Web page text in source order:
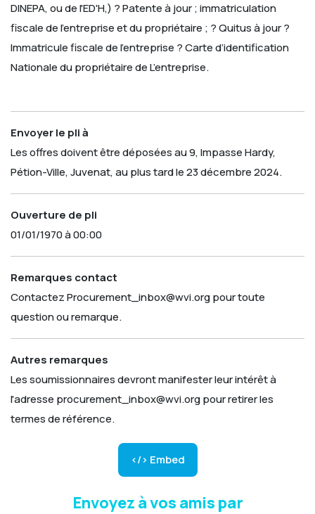
DINEPA, ou de l'ED'H,) ? Patente à jour ; immatriculation
fiscale de l'entreprise et du propriétaire ; ? Quitus à jour?
Immatricule fiscale de l’entreprise ? Carte d’identification
Nationale du propriétaire de L’entreprise.
Envoyer le pli à
Les offres doivent être déposées au 9, Impasse Hardy,
Pétion-Ville, Juvenat, au plus tard le 23 décembre 2024.
Ouverture de pli
01/01/1970 à 00:00
Remarques contact
Contactez Procurement_inbox@wvi.org pour toute
question ou remarque.
Autres remarques
Les soumissionnaires devront manifester leur intérêt à
l'adresse procurement_inbox@wvi.org pour retirer les
termes de référence.
</> Embed
Envoyez à vos amis par